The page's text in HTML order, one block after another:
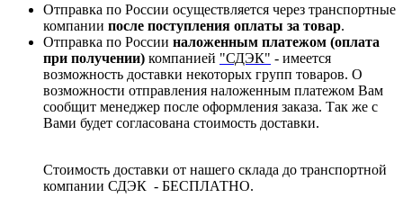
Отправка по России осуществляется через транспортные
компании после поступления оплаты за товар.
Отправка по России наложенным платежом (оплата
при получении) компанией "СДЭК" - имеется
возможность доставки некоторых групп товаров. О
возможности отправления наложенным платежом Вам
сообщит менеджер после оформления заказа. Так же с
Вами будет согласована стоимость доставки.
Стоимость доставки от нашего склада до транспортной
компании СДЭК - БЕСПЛАТНО.